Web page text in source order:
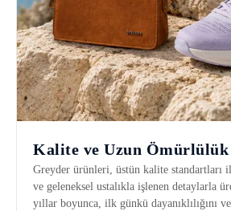
Kalite ve Uzun Ömürlülük
Greyder ürünleri, üstün kalite standartları
ve geleneksel ustalıkla işlenen detaylarla
yıllar boyunca, ilk günkü dayanıklılığını